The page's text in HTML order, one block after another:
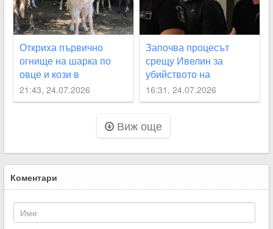
Откриха първично
огнище на шарка по
овце и кози в
Първомайско
21:43, 24.07.2026
Започва процесът
срещу Ивелин за
убийството на
полицейската съпруга
в Първомай
16:31, 24.07.2026
Виж още
Коментари